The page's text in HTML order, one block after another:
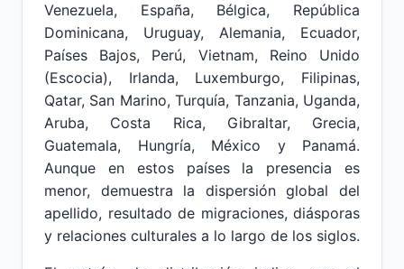
Venezuela, España, Bélgica, República
Dominicana, Uruguay, Alemania, Ecuador,
Países Bajos, Perú, Vietnam, Reino Unido
(Escocia), Irlanda, Luxemburgo, Filipinas,
Qatar, San Marino, Turquía, Tanzania, Uganda,
Aruba, Costa Rica, Gibraltar, Grecia,
Guatemala, Hungría, México y Panamá.
Aunque en estos países la presencia es
menor, demuestra la dispersión global del
apellido, resultado de migraciones, diásporas
y relaciones culturales a lo largo de los siglos.